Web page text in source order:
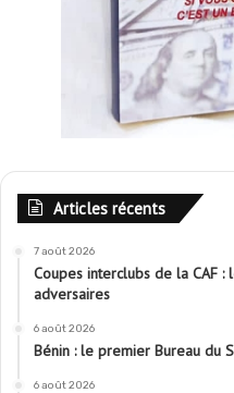
Articles récents
7 août 2026
Coupes interclubs de la CAF
adversaires
6 août 2026
Bénin : le premier Bureau du
6 août 2026